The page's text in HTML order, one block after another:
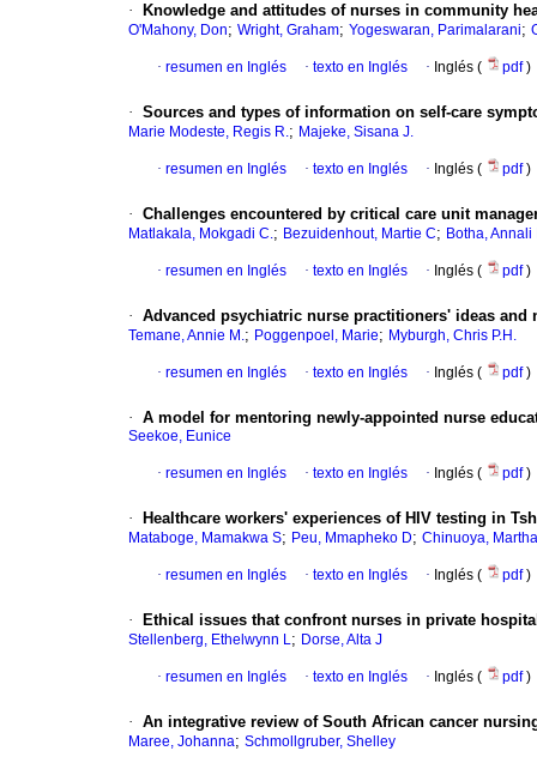
· Knowledge and attitudes of nurses in community
O'Mahony, Don; Wright, Graham; Yogeswaran, Parimalarani;
· resumen en Inglés · texto en Inglés · Inglés ( pdf)
· Sources and types of information on self-care
Marie Modeste, Regis R.; Majeke, Sisana J.
· resumen en Inglés · texto en Inglés · Inglés ( pdf)
· Challenges encountered by critical care unit
Matlakala, Mokgadi C.; Bezuidenhout, Martie C; Botha, Annali
· resumen en Inglés · texto en Inglés · Inglés ( pdf)
· Advanced psychiatric nurse practitioners' ideas
Temane, Annie M.; Poggenpoel, Marie; Myburgh, Chris P.H.
· resumen en Inglés · texto en Inglés · Inglés ( pdf)
· A model for mentoring newly-appointed nurse
Seekoe, Eunice
· resumen en Inglés · texto en Inglés · Inglés ( pdf)
· Healthcare workers' experiences of HIV testing in
Mataboge, Mamakwa S; Peu, Mmapheko D; Chinuoya, Martha
· resumen en Inglés · texto en Inglés · Inglés ( pdf)
· Ethical issues that confront nurses in private
Stellenberg, Ethelwynn L; Dorse, Alta J
· resumen en Inglés · texto en Inglés · Inglés ( pdf)
· An integrative review of South African cancer
Maree, Johanna; Schmollgruber, Shelley